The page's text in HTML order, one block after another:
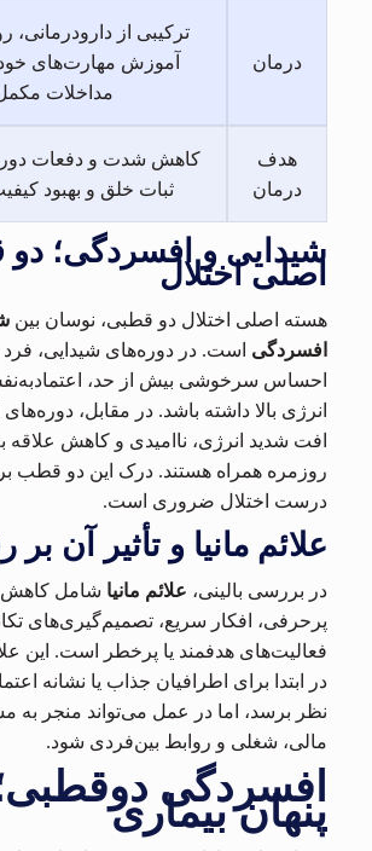
درمان
ترکیبی از دارودرمانی،
آموزش مهارت‌های
مداخلات
هدف
درمان
کاهش شدت و دفعات
ثبات خلق و بهبود
شیدایی و افسردگی؛
اصلی اختلال
هسته اصلی اختلال دو قطبی، نوسان بین
افسردگی است. در دوره‌های شیدایی،
احساس سرخوشی بیش از حد،
انرژی بالا داشته باشد. در مقابل،
افت شدید انرژی، ناامیدی و کاهش علاقه
روزمره همراه هستند. درک این دو قطب
درست اختلال ضروری است.
علائم مانیا و تأثیر آن بر
در بررسی بالینی، علائم مانیا شامل کاهش
پرحرفی، افکار سریع، تصمیم‌گیری‌های
فعالیت‌های هدفمند یا پرخطر است. این
در ابتدا برای اطرافیان جذاب یا نشانه
نظر برسد، اما در عمل می‌تواند منجر به
مالی، شغلی و روابط بین‌فردی شود.
افسردگی
پنهان بیماری